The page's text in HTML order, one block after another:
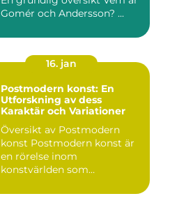
Gomér och Andersson? ...
16. jan
Postmodern konst: En
Utforskning av dess
Karaktär och Variationer
Översikt av Postmodern
konst Postmodern konst är
en rörelse inom
konstvärlden som